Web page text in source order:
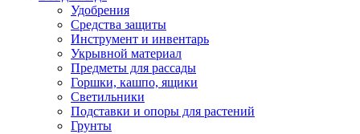
Удобрения
Средства защиты
Инструмент и инвентарь
Укрывной материал
Предметы для рассады
Горшки, кашпо, ящики
Светильники
Подставки и опоры для растений
Грунты